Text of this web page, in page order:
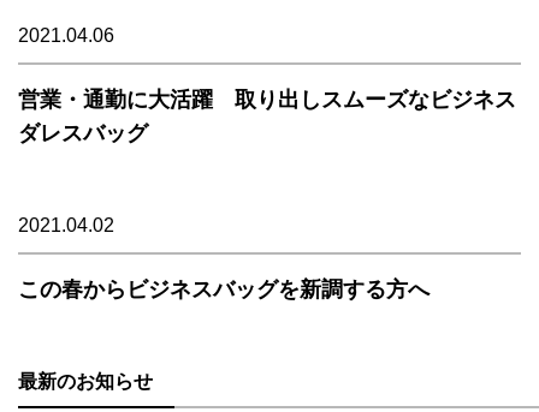
2021.04.06
営業・通勤に大活躍 取り出しスムーズなビジネス
ダレスバッグ
2021.04.02
この春からビジネスバッグを新調する方へ
最新のお知らせ